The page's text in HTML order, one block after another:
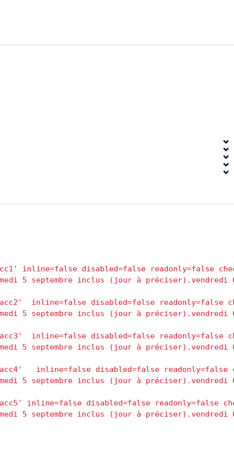
inline=false disabled=false readonly=false
5 septembre inclus (jour à préciser).vendredi 6
inline=false disabled=false readonly=false
5 septembre inclus (jour à préciser).vendredi 6
inline=false disabled=false readonly=false
5 septembre inclus (jour à préciser).vendredi 6
inline=false disabled=false readonly=false
5 septembre inclus (jour à préciser).vendredi 6
inline=false disabled=false readonly=false
5 septembre inclus (jour à préciser).vendredi 6